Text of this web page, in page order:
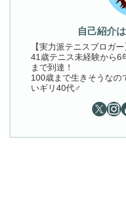
自己紹介
【実力派テニスブロガー
41歳テニス未経験から6
まで到達！
100歳まで生きそうなの
いギリ40代♂